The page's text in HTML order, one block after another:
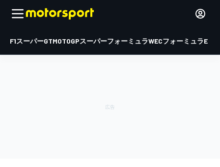
F1スーパーGTMOTOGPスーパーフォーミュラWECフォーミュラE